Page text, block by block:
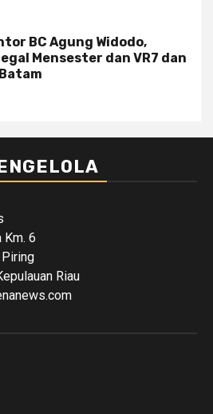
BC Agung Widodo,
Mensester dan VR7 dan
Km. 6
Riau